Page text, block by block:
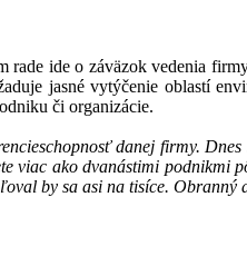
ide o záväzok vedenia
jasné vytýčenie oblastí
či organizácie.
danej firmy.
ako dvanástimi podnikmi
by sa asi na tisíce.